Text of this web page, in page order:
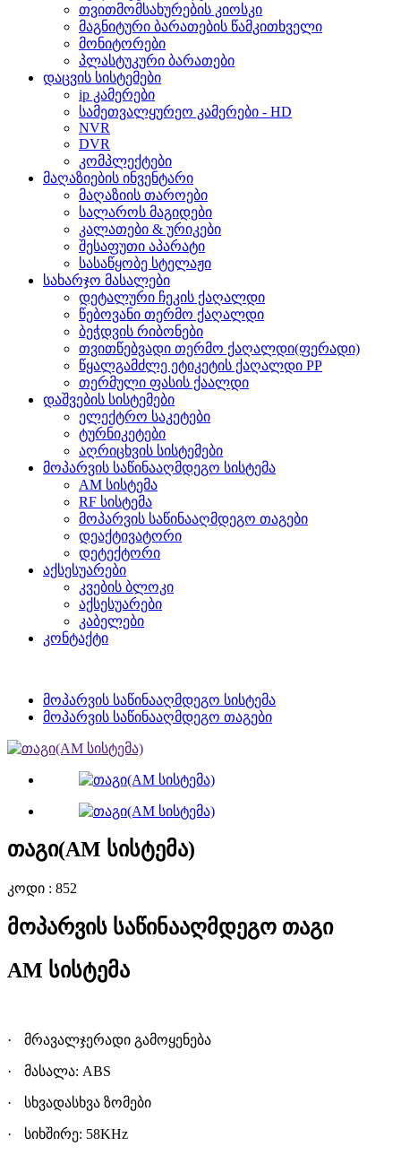
თვითმომსახურების კიოსკი
მაგნიტური ბარათების წამკითხველი
მონიტორები
პლასტუკური ბარათები
დაცვის სისტემები
ip კამერები
სამეთვალყურეო კამერები - HD
NVR
DVR
კომპლექტები
მაღაზიების ინვენტარი
მაღაზიის თაროები
სალაროს მაგიდები
კალათები & ურიკები
შესაფუთი აპარატი
სასაწყობე სტელაჟი
სახარჯო მასალები
დეტალური ჩეკის ქაღალდი
წებოვანი თერმო ქაღალდი
ბეჭდვის რიბონები
თვითწებვადი თერმო ქაღალდი(ფერადი)
წყალგამძლე ეტიკეტის ქაღალდი PP
თერმული ფასის ქაალდი
დაშვების სისტემები
ელექტრო საკეტები
ტურნიკეტები
აღრიცხვის სისტემები
მოპარვის საწინააღმდეგო სისტემა
AM სისტემა
RF სისტემა
მოპარვის საწინააღმდეგო თაგები
დეაქტივატორი
დეტექტორი
აქსესუარები
კვების ბლოკი
აქსესუარები
კაბელები
კონტაქტი
მოპარვის საწინააღმდეგო სისტემა
მოპარვის საწინააღმდეგო თაგები
თაგი(AM სისტემა)
კოდი : 852
მოპარვის საწინააღმდეგო თაგი
AM სისტემა
· მრავალჯერადი გამოყენება
· მასალა: ABS
· სხვადასხვა ზომები
· სიხშირე: 58KHz